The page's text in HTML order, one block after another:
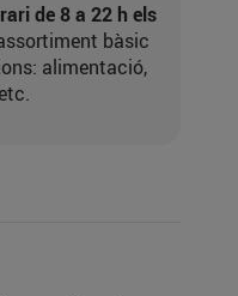
de 8 a 22 h els
bàsic
alimentació,